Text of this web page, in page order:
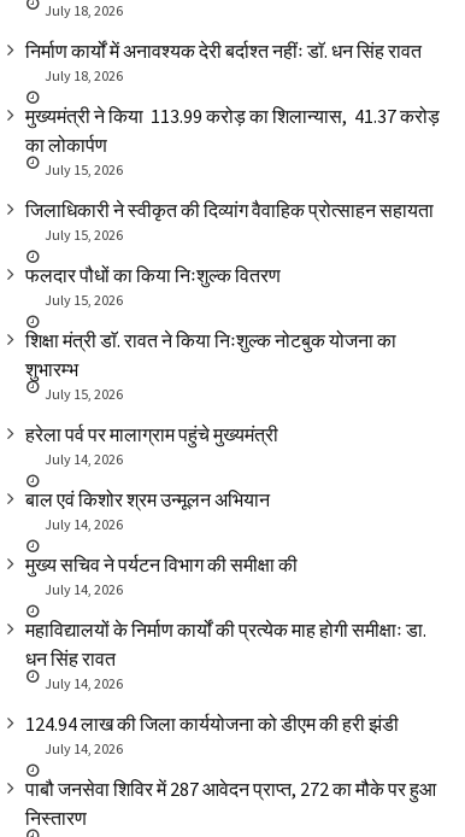
July 18, 2026
निर्माण कार्यों में अनावश्यक देरी बर्दाश्त नहींः डाॅ. धन सिंह रावत
July 18, 2026
मुख्यमंत्री ने किया ₹ 113.99 करोड़ का शिलान्यास, ₹ 41.37 करोड़
का लोकार्पण
July 15, 2026
जिलाधिकारी ने स्वीकृत की दिव्यांग वैवाहिक प्रोत्साहन सहायता
July 15, 2026
फलदार पौधों का किया निःशुल्क वितरण
July 15, 2026
शिक्षा मंत्री डाॅ. रावत ने किया निःशुल्क नोटबुक योजना का
शुभारम्भ
July 15, 2026
हरेला पर्व पर मालाग्राम पहुंचे मुख्यमंत्री
July 14, 2026
बाल एवं किशोर श्रम उन्मूलन अभियान
July 14, 2026
मुख्य सचिव ने पर्यटन विभाग की समीक्षा की
July 14, 2026
महाविद्यालयों के निर्माण कार्यों की प्रत्येक माह होगी समीक्षाः डा.
धन सिंह रावत
July 14, 2026
₹124.94 लाख की जिला कार्ययोजना को डीएम की हरी झंडी
July 14, 2026
पाबौ जनसेवा शिविर में 287 आवेदन प्राप्त, 272 का मौके पर हुआ
निस्तारण